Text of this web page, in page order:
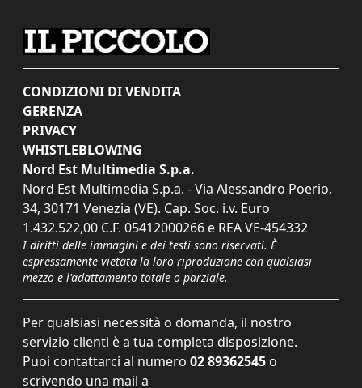
CONDIZIONI DI VENDITA
GERENZA
PRIVACY
WHISTLEBLOWING
Nord Est Multimedia S.p.a.
Nord Est Multimedia S.p.a. - Via Alessandro Poerio,
34, 30171 Venezia (VE). Cap. Soc. i.v. Euro
1.432.522,00 C.F. 05412000266 e REA VE-454332
I diritti delle immagini e dei testi sono riservati. È
espressamente vietata la loro riproduzione con qualsiasi
mezzo e l'adattamento totale o parziale.
Per qualsiasi necessità o domanda, il nostro
servizio clienti è a tua completa disposizione.
Puoi contattarci al numero 02 89362545 o
scrivendo una mail a